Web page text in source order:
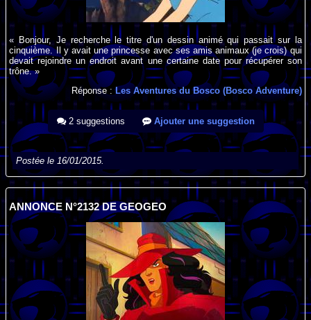
« Bonjour, Je recherche le titre d'un dessin animé qui passait sur la
cinquième. Il y avait une princesse avec ses amis animaux (je crois) qui
devait rejoindre un endroit avant une certaine date pour récupérer son
trône. »
Réponse :Les Aventures du Bosco (Bosco Adventure)
2 suggestions Ajouter une suggestion
Postée le 16/01/2015.
ANNONCE N°2132 DE GEOGEO